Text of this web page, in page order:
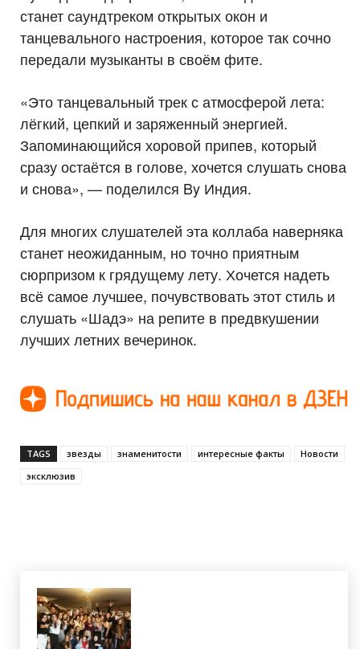
станет саундтреком открытых окон и
танцевального настроения, которое так сочно
передали музыканты в своём фите.
«Это танцевальный трек с атмосферой лета:
лёгкий, цепкий и заряженный энергией.
Запоминающийся хоровой припев, который
сразу остаётся в голове, хочется слушать снова
и снова», — поделился By Индия.
Для многих слушателей эта коллаба наверняка
станет неожиданным, но точно приятным
сюрпризом к грядущему лету. Хочется надеть
всё самое лучшее, почувствовать этот стиль и
слушать «Шадэ» на репите в предвкушении
лучших летних вечеринок.
TAGS звезды знаменитости интересные факты
Новости
эксклюзив